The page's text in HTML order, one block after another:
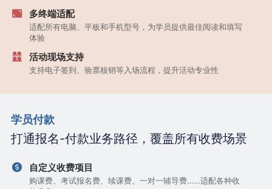
多终端适配
适配所有电脑、平板和手机型号，为学员提供最佳阅读和填写
体验
活动现场支持
支持电子签到、验票核销等入场流程，提升活动专业性
学员付款
打通报名-付款业务路径，覆盖所有收费场景
自定义收费项目
购课费、考试报名费、续课费、一对一辅导费……适配各种收